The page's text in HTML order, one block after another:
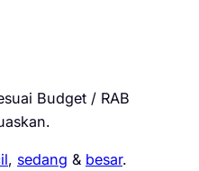
Budget / RAB
, sedang & besar.